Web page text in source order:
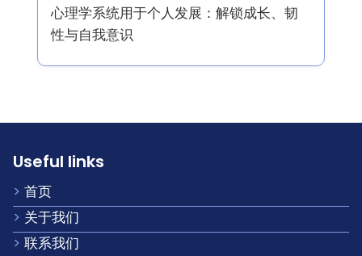
心理学系统用于个人发展：解锁成长、韧
性与自我意识
Useful links
首页
关于我们
联系我们